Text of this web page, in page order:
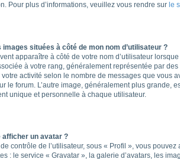
Pour plus d’informations, veuillez vous rendre sur le
images situées à côté de mon nom d’utilisateur ?
apparaître à côté de votre nom d’utilisateur
à votre rang, généralement représentée par
votre activité selon le nombre de messages que vous
le forum. L’autre image, généralement plus grande,
unique et personnelle à chaque utilisateur.
afficher un avatar ?
contrôle de l’utilisateur, sous « Profil », vous
: le service « Gravatar », la galerie d’avatars, les